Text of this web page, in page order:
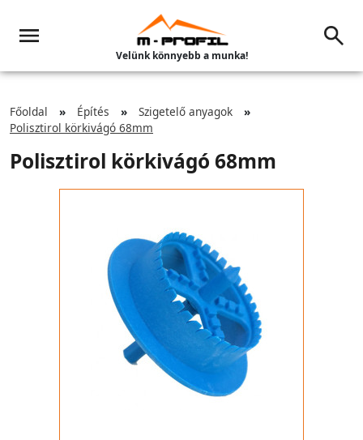
Velünk könnyebb a munka!
Főoldal Építés
Szigetelő anyagok
Polisztirol körkivágó 68mm
Polisztirol körkivágó 68mm